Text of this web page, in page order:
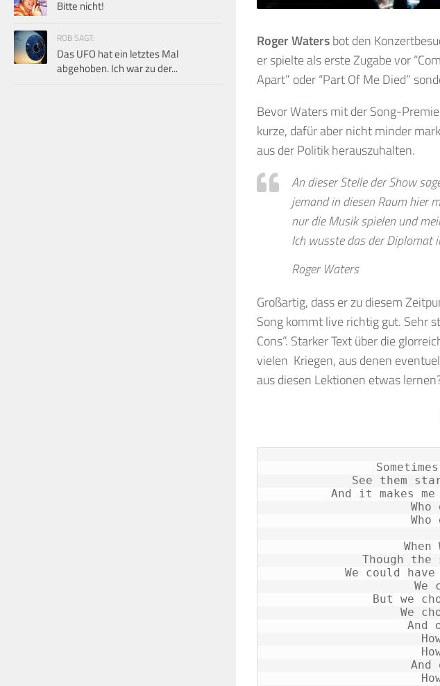
Roger Watersbot den
er spielte als erste Zugabe vor
Apart” oder “Part Of Me Died”
Bevor Waters mit der Song-
kurze, dafür aber nicht minder
aus der Politik herauszuhalten.
An dieser Stelle der Show
jemand in diesen Raum hier
nur die Musik spielen und
Ich wusste das der Diplomat
Roger Waters
Großartig, dass er zu diesem
Song kommt live richtig gut. Sehr
Cons”. Starker Text über die
vielen Kriegen, aus denen
aus diesen Lektionen etwas
See them
And it makes
Though
We could
We
But we
We
And
Bitte nicht!
ROB SAGT:
Das UFO hat ein letztes Mal
abgehoben. Ich war zu der...